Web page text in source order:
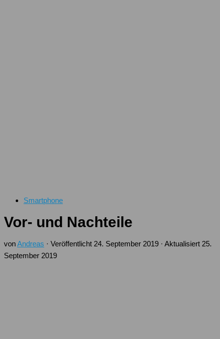
Smartphone
Vor- und Nachteile
vonAndreas · Veröffentlicht 24. September 2019 · Aktualisiert 25.
September 2019